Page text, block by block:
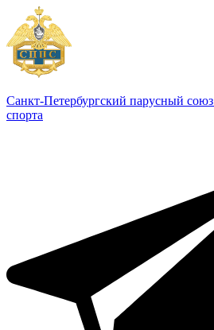
Санкт-Петербургский парусный союз
спорта